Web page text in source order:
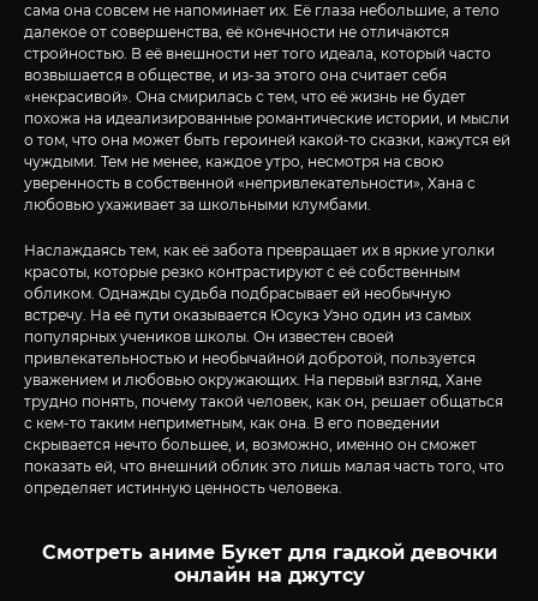
сама она совсем не напоминает их. Её глаза небольшие, а тело
далекое от совершенства, её конечности не отличаются
стройностью. В её внешности нет того идеала, который часто
возвышается в обществе, и из-за этого она считает себя
«некрасивой». Она смирилась с тем, что её жизнь не будет
похожа на идеализированные романтические истории, и мысли
о том, что она может быть героиней какой-то сказки, кажутся ей
чуждыми. Тем не менее, каждое утро, несмотря на свою
уверенность в собственной «непривлекательности», Хана с
любовью ухаживает за школьными клумбами.
Наслаждаясь тем, как её забота превращает их в яркие уголки
красоты, которые резко контрастируют с её собственным
обликом. Однажды судьба подбрасывает ей необычную
встречу. На её пути оказывается Юсукэ Уэно один из самых
популярных учеников школы. Он известен своей
привлекательностью и необычайной добротой, пользуется
уважением и любовью окружающих. На первый взгляд, Хане
трудно понять, почему такой человек, как он, решает общаться
с кем-то таким неприметным, как она. В его поведении
скрывается нечто большее, и, возможно, именно он сможет
показать ей, что внешний облик это лишь малая часть того, что
определяет истинную ценность человека.
Смотреть аниме Букет для гадкой девочки
онлайн на джутсу